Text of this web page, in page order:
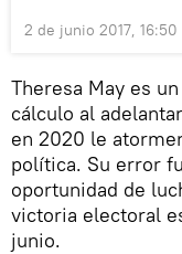
2 de junio 2017, 16:50
Theresa May es
cálculo al
en 2020 le
política. Su error
oportunidad de
victoria electoral
junio.